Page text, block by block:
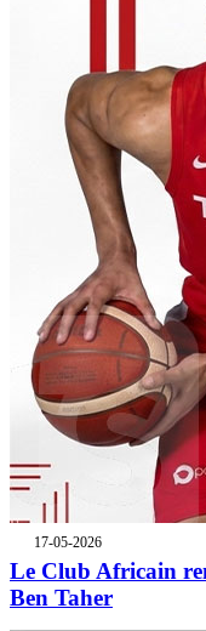
17-05-2026
Le Club Africain
Ben Taher